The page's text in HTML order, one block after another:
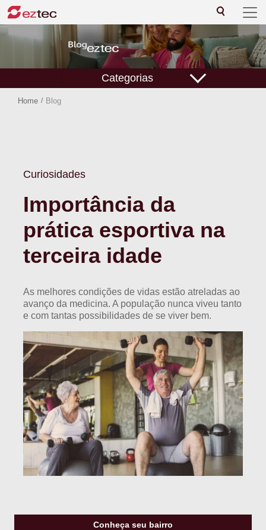
Categorias
Home / Blog
Curiosidades
Importância da
prática esportiva na
terceira idade
As melhores condições de vidas estão atreladas ao
avanço da medicina. A população nunca viveu tanto
e com tantas possibilidades de se viver bem.
Conheça seu bairro